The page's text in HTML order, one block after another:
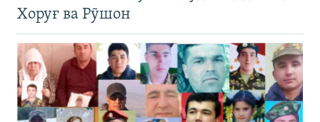
Хоруғ ва Рӯшон